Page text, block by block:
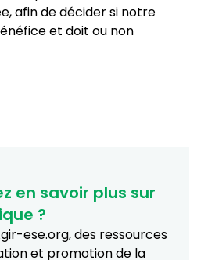
afin de décider si notre
et doit ou non
en savoir plus sur
?
ese.org, des ressources
et promotion de la